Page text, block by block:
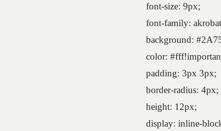
font-size: 9px;
font-family:
background:
color:
padding: 3px 3px;
border-radius: 4px;
height: 12px;
display: inline-